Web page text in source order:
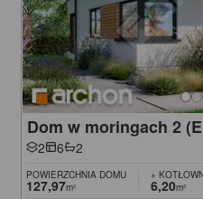
Dom w moringach 2
2 6 2
POWIERZCHNIA DOMU
127,97m²
+
6,20m²